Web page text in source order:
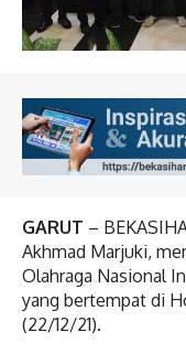
GARUT –
Akhmad Marjuki,
Olahraga Nasional
yang bertempat di
(22/12/21).